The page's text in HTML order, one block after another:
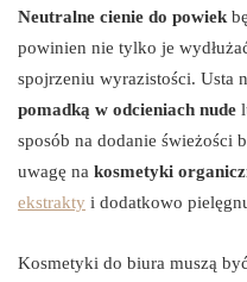
Neutralne cienie do powiek
powinien nie tylko je
spojrzeniu wyrazistości. Usta
pomadką w odcieniach nude
sposób na dodanie świeżości
uwagę na kosmetyki
ekstrakty i dodatkowo
Kosmetyki do biura muszą